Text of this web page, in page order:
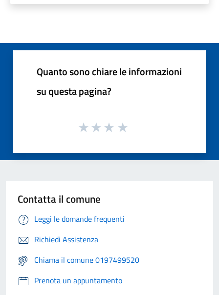
Quanto sono chiare le informazioni
su questa pagina?
Contatta il comune
Leggi le domande frequenti
Richiedi Assistenza
Chiama il comune 0197499520
Prenota un appuntamento